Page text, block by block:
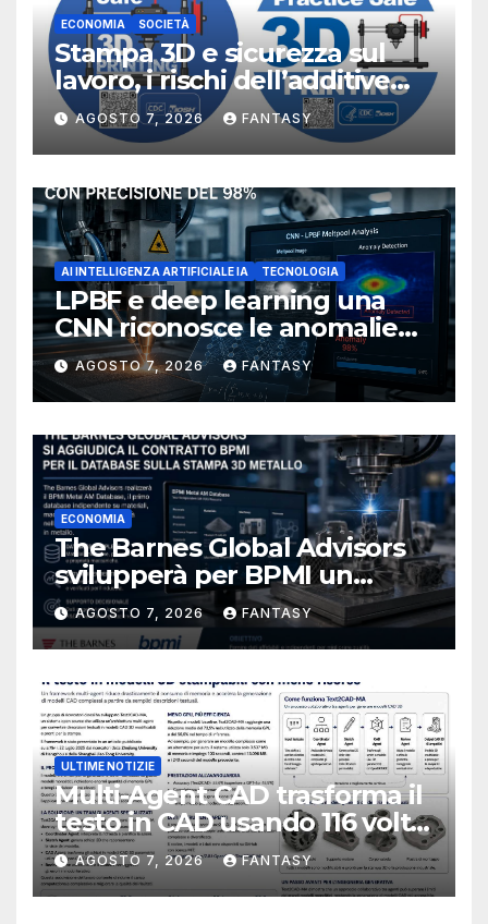
ECONOMIA SOCIETÀ
Stampa 3D e sicurezza sul
lavoro, i rischi dell’additive
manufacturing secondo
NIOSH
AGOSTO 7, 2026 FANTASY
AI INTELLIGENZA ARTIFICIALE IA TECNOLOGIA
LPBF e deep learning una
CNN riconosce le anomalie
del bagno di fusione
AGOSTO 7, 2026 FANTASY
ECONOMIA
The Barnes Global Advisors
svilupperà per BPMI un
database per la stampa 3D
metallica destinata alla filiera
navale statunitense
AGOSTO 7, 2026 FANTASY
ULTIME NOTIZIE
Multi-Agent CAD trasforma il
testo in CAD usando 116 volte
meno token
AGOSTO 7, 2026 FANTASY